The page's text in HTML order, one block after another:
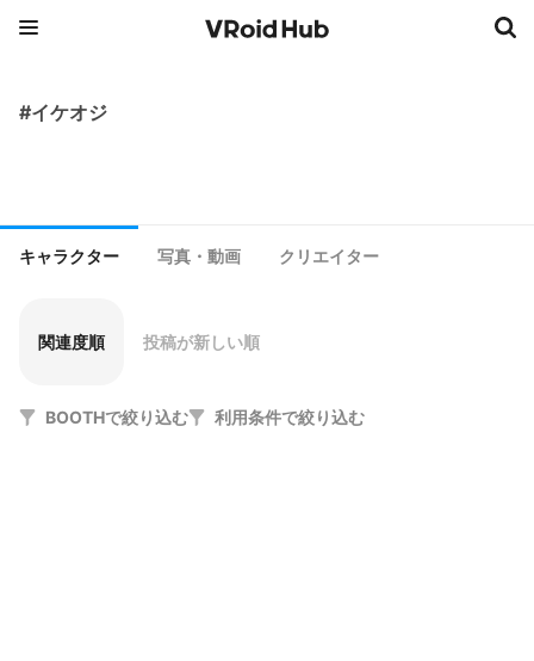
#イケオジ
キャラクター 写真・動画 クリエイター
関連度順 投稿が新しい順
BOOTHで絞り込む 利用条件で絞り込む